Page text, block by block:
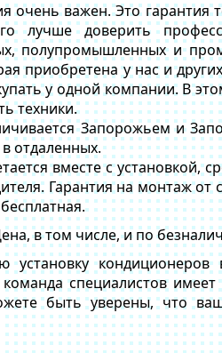
очень важен. Это гарантия
лучше доверить
полупромышленных и
приобретена у нас и
у одной компании. В
техники.
Запорожьем и
отдаленных.
вместе с установкой,
Гарантия на монтаж от
в том числе, и по
установку
специалистов имеет
быть уверены, что